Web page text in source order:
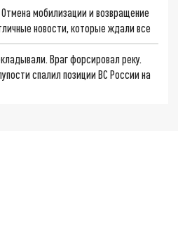
мобилизации и возвращение
новости, которые ждали все
Враг форсировал реку.
спалил позиции ВС России на